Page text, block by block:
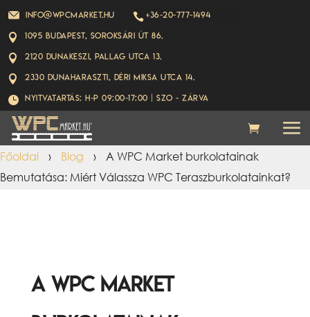
info@wpcmarket.hu  +36-20-777-1494
 1095 Budapest, Soroksári út 86.
 2120 Dunakeszi, Pallag utca 13.
 2330 Dunaharaszti, Déri Miksa utca 14.
 Nyitvatartás: H-P 09:00-17:00 | Szo - ZÁRVA
Főoldal › Blog ›
A WPC Market burkolatainak
Bemutatása: Miért Válassza WPC Teraszburkolatainkat?
A WPC Market